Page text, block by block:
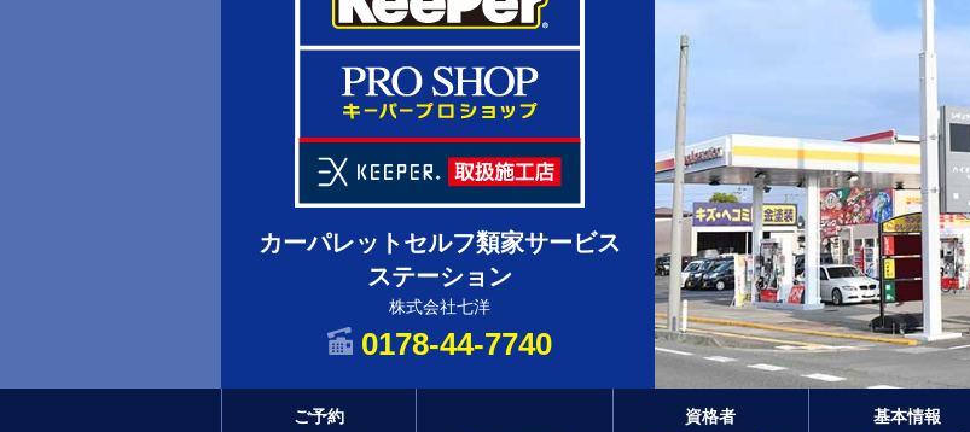
カーパレットセルフ類家サービス
ステーション
株式会社七洋
0178-44-7740
ご予約
資格者
基本情報